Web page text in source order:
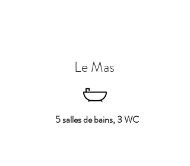
Le Mas
5 salles de bains, 3 WC